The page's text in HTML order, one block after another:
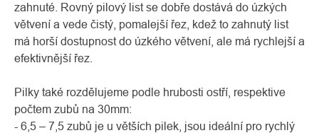
zahnuté. Rovný pilový list se dobře dostává do úzkých
větvení a vede čistý, pomalejší řez, kdež to zahnutý list
má horší dostupnost do úzkého větvení, ale má rychlejší a
efektivnější řez.
Pilky také rozdělujeme podle hrubosti ostří, respektive
počtem zubů na 30mm:
- 6,5 – 7,5 zubů je u větších pilek, jsou ideální pro rychlý